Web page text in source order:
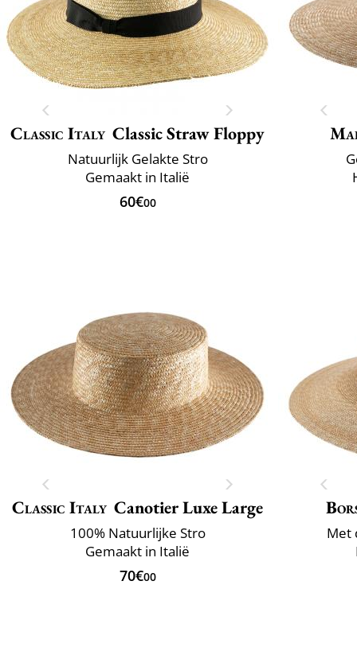
Classic Italy Classic Straw Floppy
Natuurlijk Gelakte Stro
Gemaakt in Italië
60€00
Classic Italy Canotier Luxe Large
100% Natuurlijke Stro
Gemaakt in Italië
70€00
Met